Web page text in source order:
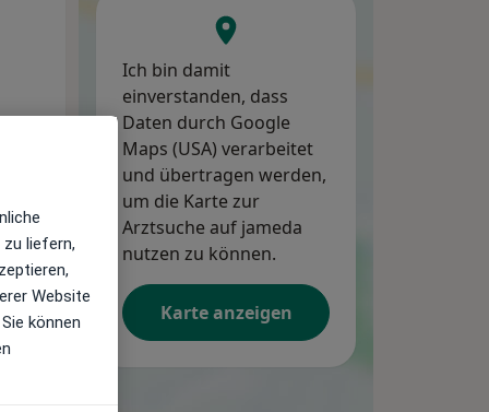
Mi,
12 Aug 13 Aug 14 Aug
Ich bin damit
einverstanden, dass
Daten durch Google
Maps (USA) verarbeitet
und übertragen werden,
um die Karte zur
Arztsuche auf jameda
nutzen zu können.
Karte anzeigen
liefern,
Website
können